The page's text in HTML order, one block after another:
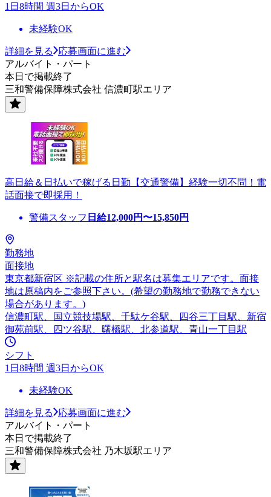
1日8時間 週3日からOK
未経験OK
詳細を見る
応募画面に進む
アルバイト・パート
本日で掲載終了
三和警備保障株式会社 信濃町駅エリア
高日給＆日払いで稼げる日勤【交通警備】経験一切不問！電
話面接で即採用！
警備スタッフ 日給12,000円〜15,850円
勤務地
面接地
東京都新宿区 ※記載の住所と駅名は募集エリアです。面接
地は原稿内をご参照下さい。(希望の勤務地で勤務できない
場合があります。)
信濃町駅、国立競技場駅、千駄ケ谷駅、四谷三丁目駅、新宿
御苑前駅、四ツ谷駅、曙橋駅、北参道駅、青山一丁目駅
シフト
1日8時間 週3日からOK
未経験OK
詳細を見る
応募画面に進む
アルバイト・パート
本日で掲載終了
三和警備保障株式会社 乃木坂駅エリア